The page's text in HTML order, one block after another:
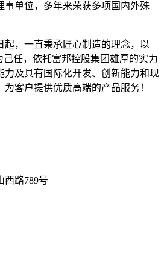
事单位，多年来荣获多项国内外殊
起，一直秉承匠心制造的理念，以
己任，依托富邦控股集团雄厚的实力
力及具有国际化开发、创新能力和现
客户提供优质高端的产品服务！
西路789号